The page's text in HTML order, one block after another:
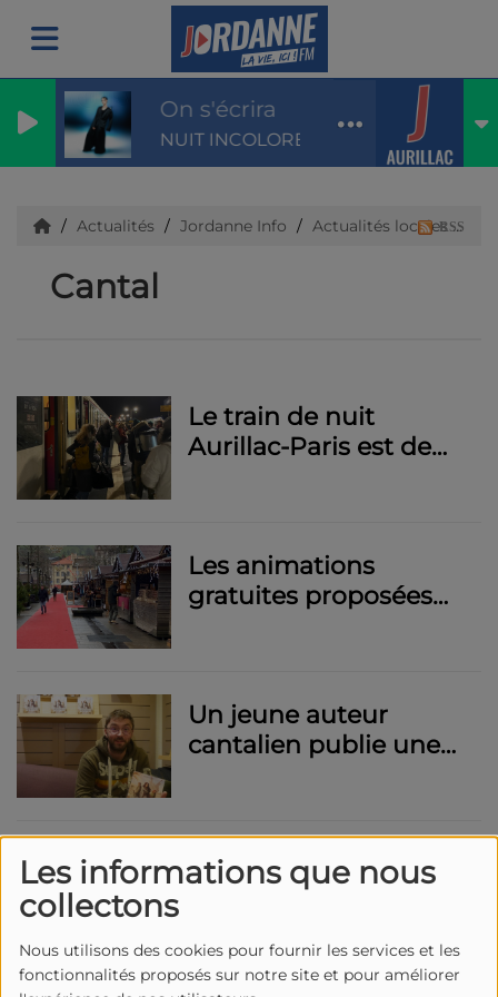
Les informations que nous
collectons
Nous utilisons des cookies pour fournir les services et les
fonctionnalités proposés sur notre site et pour améliorer
On s'écrira
NUIT INCOLORE & LOIC NOTTET
Actualités Jordanne Info Actualités locales
Cantal
RSS
Le train de nuit
Aurillac-Paris est de
Les animations
gratuites proposées
Un jeune auteur
cantalien publie une
Le Cantal lutte contre
la pauvreté et favorise